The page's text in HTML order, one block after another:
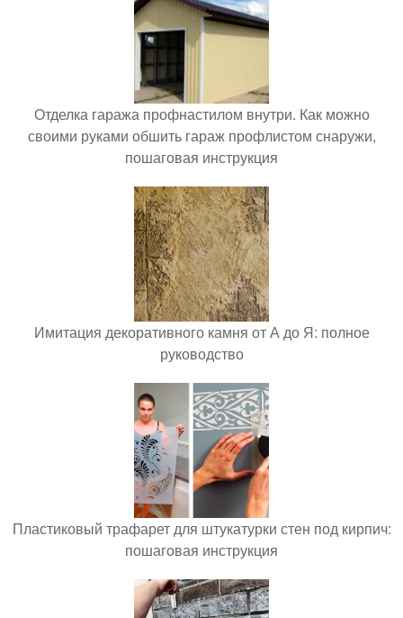
Отделка гаража профнастилом внутри. Как можно
своими руками обшить гараж профлистом снаружи,
пошаговая инструкция
Имитация декоративного камня от А до Я: полное
руководство
Пластиковый трафарет для штукатурки стен под кирпич:
пошаговая инструкция